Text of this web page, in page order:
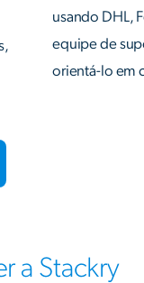
usando DHL,
equipe de
orientá-lo em
a Stackry